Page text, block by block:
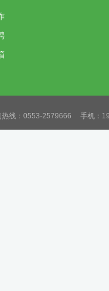
线：0553-2579666 手机：